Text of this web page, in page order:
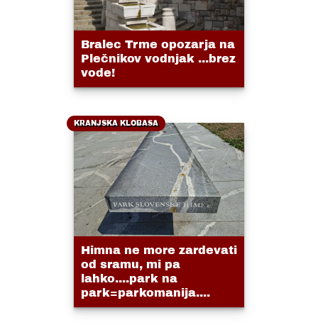
Bralec Trme opozarja na
Plečnikov vodnjak ...brez
vode!
KRANJSKA KLOBASA
Himna ne more zardevati
od sramu, mi pa
lahko....park na
park=parkomanija....